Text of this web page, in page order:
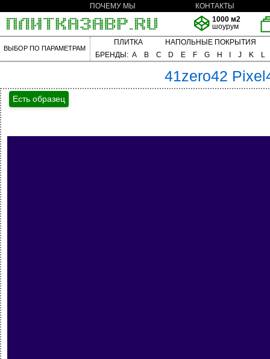
ПОЧЕМУ МЫ
КОНТАКТЫ
1000 м2
шоурум
ВЫБОР ПО ПАРАМЕТРАМ
ПЛИТКА
НАПОЛЬНЫЕ ПОКРЫТИЯ
БРЕНДЫ: A B C D E F G H J K L
41zero42
Есть образец